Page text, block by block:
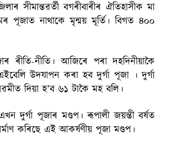
সীমান্তৱৰ্তী বগৰীবাৰীৰ ঐতিহাসীক মা
পূজাত নাথাকে মৃন্ময় মূৰ্তি। বিগত ৪০০
ৰীতি-নীতি। আজিৰে পৰা দহদিনীয়াকৈ
উদযাপন কৰা হব দুর্গা পূজা । দুর্গা
দিয়া হ’ব ৬১ টাকৈ মহ বলি।
দুৰ্গা পূজাৰ মণ্ডপ। ৰূপালী জয়ন্তী বৰ্ষত
কৰিছে এই আকৰ্ষণীয় পূজা মণ্ডপ।